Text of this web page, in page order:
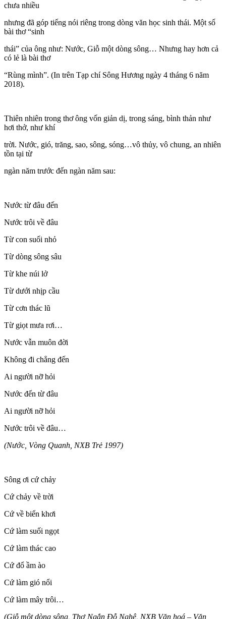
chưa nhiều
nhưng đã góp tiếng nói riêng trong dòng văn học sinh thái. Một số
bài thơ “sinh
thái” của ông như: Nước, Giỗ một dòng sông… Nhưng hay hơn cả
có lẻ là bài thơ
“Rùng mình”. (In trên Tạp chí Sông Hương ngày 4 tháng 6 năm
2018).
Thiên nhiên trong thơ ông vốn giản dị, trong sáng, bình thản như
hơi thở, như khí
trời. Nước, gió, trăng, sao, sông, sóng…vô thủy, vô chung, an nhiên
tồn tại từ
ngàn năm trước đến ngàn năm sau:
Nước từ đâu đến
Nước trôi về đâu
Từ con suối nhỏ
Từ dòng sông sâu
Từ khe núi lở
Từ dưới nhịp cầu
Từ cơn thác lũ
Từ giọt mưa rơi…
Nước vẫn muôn đời
Không đi chẳng đến
Ai người nỡ hỏi
Nước đến từ đâu
Ai người nỡ hỏi
Nước trôi về đâu…
(Nước, Vòng Quanh, NXB Trẻ 1997)
Sông ơi cứ chảy
Cứ chảy về trời
Cứ về biển khơi
Cứ làm suối ngọt
Cứ làm thác cao
Cứ đổ ầm ào
Cứ làm gió nổi
Cứ làm mây trôi…
(Giỗ một dòng sông, Thơ Ngắn Đỗ Nghê, NXB Văn hoá – Văn